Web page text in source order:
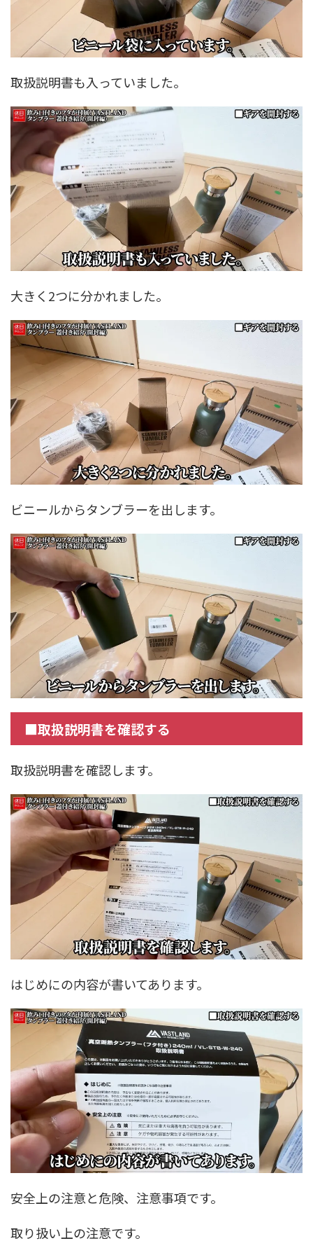
取扱説明書も入っていました。
大きく2つに分かれました。
ビニールからタンブラーを出します。
■取扱説明書を確認する
取扱説明書を確認します。
はじめにの内容が書いてあります。
安全上の注意と危険、注意事項です。
取り扱い上の注意です。